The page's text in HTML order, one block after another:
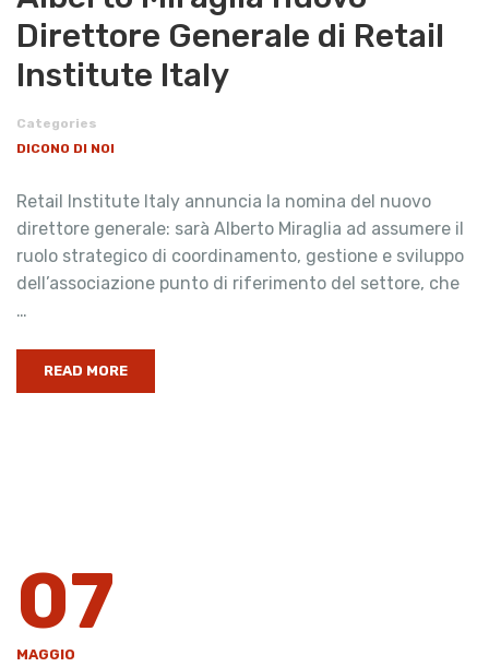
Direttore Generale di Retail
Institute Italy
Categories
DICONO DI NOI
Retail Institute Italy annuncia la nomina del nuovo
direttore generale: sarà Alberto Miraglia ad assumere il
ruolo strategico di coordinamento, gestione e sviluppo
dell’associazione punto di riferimento del settore, che
…
READ MORE
07
MAGGIO